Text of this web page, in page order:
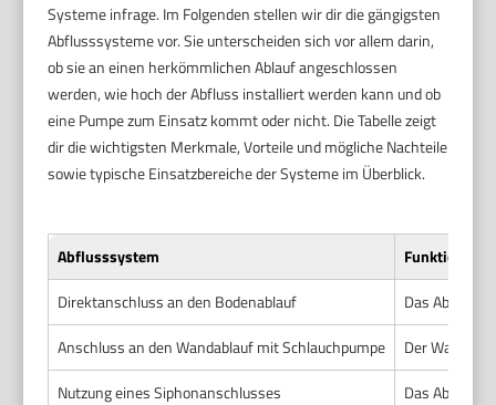
Systeme infrage. Im Folgenden stellen wir dir die gängigsten
Abflusssysteme vor. Sie unterscheiden sich vor allem darin,
ob sie an einen herkömmlichen Ablauf angeschlossen
werden, wie hoch der Abfluss installiert werden kann und ob
eine Pumpe zum Einsatz kommt oder nicht. Die Tabelle zeigt
dir die wichtigsten Merkmale, Vorteile und mögliche Nachteile
sowie typische Einsatzbereiche der Systeme im Überblick.
Abflusssystem
Funktion
Direktanschluss an den Bodenablauf
Das
Anschluss an den Wandablauf mit Schlauchpumpe
Der
Nutzung eines Siphonanschlusses
Das